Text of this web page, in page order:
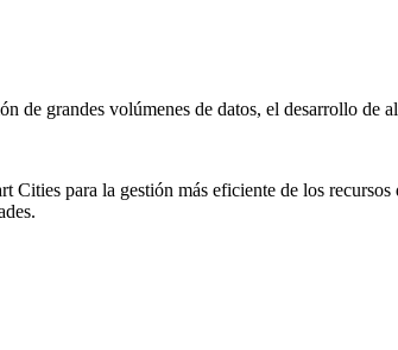
de grandes volúmenes de datos, el desarrollo
Cities para la gestión más eficiente de los